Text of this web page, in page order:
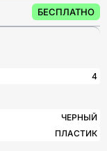
БЕСПЛАТНО
4
ЧЕРНЫЙ
ПЛАСТИК